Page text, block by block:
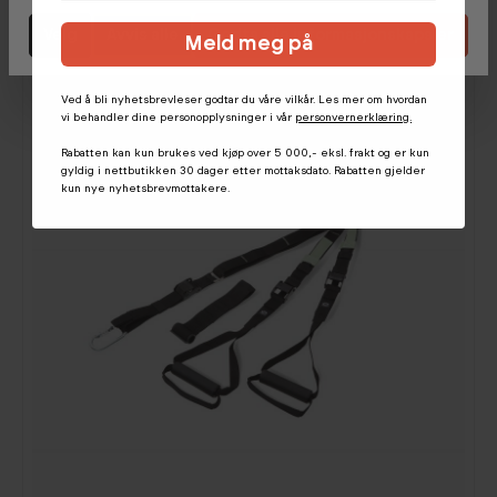
Godta alle informasjonskapsler
Meld meg på
Ved å bli nyhetsbrevleser godtar du våre vilkår. Les mer om hvordan
vi behandler dine personopplysninger i vår personvernerklæring.
Rabatten kan kun brukes ved kjøp over 5 000,- eksl. frakt og er kun
gyldig i nettbutikken 30 dager etter mottaksdato. Rabatten gjelder
kun nye nyhetsbrevmottakere.